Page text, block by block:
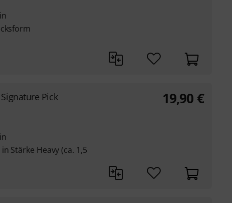
Pick
Stärke Heavy (ca. 1,5
19,90 €